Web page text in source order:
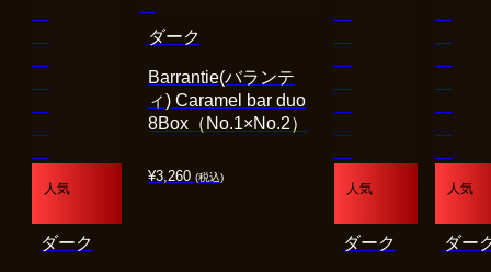
人気
ダーク
¥3,260 (税込)
Barrantie(バランテ
ィ) Caramel bar duo
8Box（No.1×No.2）
ダーク
人気
ダーク
人気
ダー